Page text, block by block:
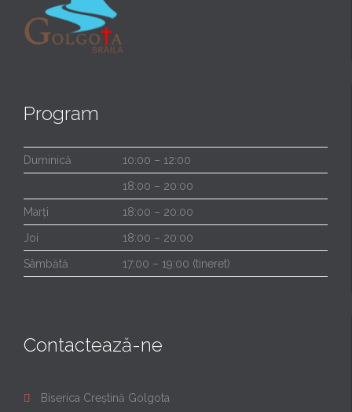
Program
Duminică 10:00 – 12:00
18:00 – 20:00
Marți 18:00 – 20:00
Joi 18:00 – 20:00
Sâmbătă 17:00 – 19:00 (tineret)
Contactează-ne
 Biserica Creștină Golgota